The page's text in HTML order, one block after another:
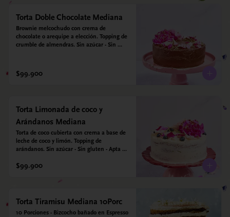
Torta Doble Chocolate Mediana
Brownie melcochudo con crema de
chocolate o arequipe a elección. Topping de
crumble de almendras. Sin azúcar - Sin
$99.900
Torta Limonada de coco y
Arándanos Mediana
Torta de coco cubierta con crema a base de
leche de coco y limón. Topping de
arándanos. Sin azúcar - Sin gluten - Apta
$99.900
Torta Tiramisu Mediana 10Porc
10 Porciones - Bizcocho bañado en Espresso